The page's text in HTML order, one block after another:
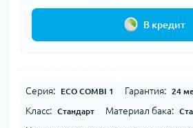
В кредит
Серия: ECO COMBI 1 Гарантия: 24
Класс: Стандарт Материал бака: